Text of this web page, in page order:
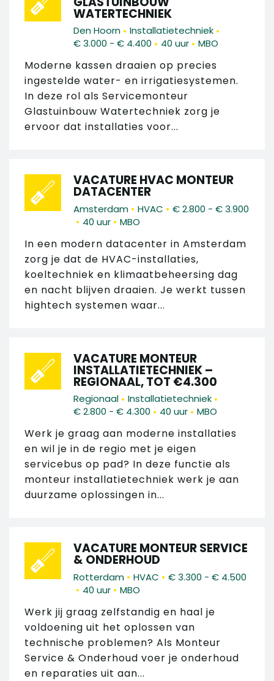
WATERTECHNIEK
Den Hoorn • Installatietechniek •
€ 3.000 - € 4.400 • 40 uur • MBO
Moderne kassen draaien op precies
ingestelde water- en irrigatiesystemen.
In deze rol als Servicemonteur
Glastuinbouw Watertechniek zorg je
ervoor dat installaties voor...
VACATURE HVAC MONTEUR
DATACENTER
Amsterdam • HVAC • € 2.800 - € 3.900
• 40 uur • MBO
In een modern datacenter in Amsterdam
zorg je dat de HVAC-installaties,
koeltechniek en klimaatbeheersing dag
en nacht blijven draaien. Je werkt tussen
hightech systemen waar...
VACATURE MONTEUR
INSTALLATIETECHNIEK –
REGIONAAL, TOT €4.300
Regionaal • Installatietechniek •
€ 2.800 - € 4.300 • 40 uur • MBO
Werk je graag aan moderne installaties
en wil je in de regio met je eigen
servicebus op pad? In deze functie als
monteur installatietechniek werk je aan
duurzame oplossingen in...
VACATURE MONTEUR SERVICE
& ONDERHOUD
Rotterdam • HVAC • € 3.300 - € 4.500
• 40 uur • MBO
Werk jij graag zelfstandig en haal je
voldoening uit het oplossen van
technische problemen? Als Monteur
Service & Onderhoud voer je onderhoud
en reparaties uit aan...